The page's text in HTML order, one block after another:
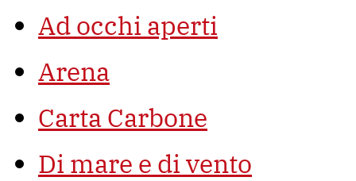
Ad occhi aperti
Arena
Carta Carbone
Di mare e di vento